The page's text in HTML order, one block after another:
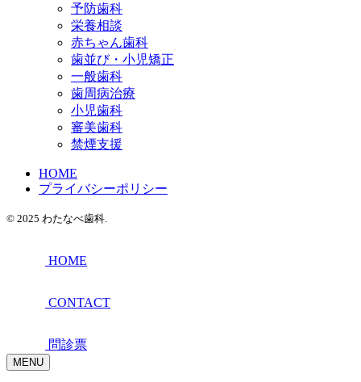
予防歯科
栄養相談
赤ちゃん歯科
歯並び・小児矯正
一般歯科
歯周病治療
小児歯科
審美歯科
禁煙支援
HOME
プライバシーポリシー
© 2025 わたなべ歯科.
HOME
CONTACT
問診票
MENU